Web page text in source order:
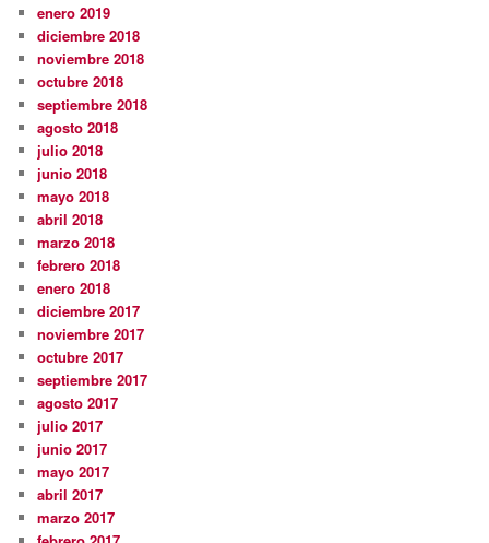
enero 2019
diciembre 2018
noviembre 2018
octubre 2018
septiembre 2018
agosto 2018
julio 2018
junio 2018
mayo 2018
abril 2018
marzo 2018
febrero 2018
enero 2018
diciembre 2017
noviembre 2017
octubre 2017
septiembre 2017
agosto 2017
julio 2017
junio 2017
mayo 2017
abril 2017
marzo 2017